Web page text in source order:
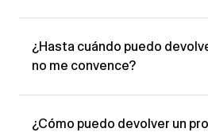
¿Hasta cuándo puedo
no me convence?
¿Cómo puedo devolver un